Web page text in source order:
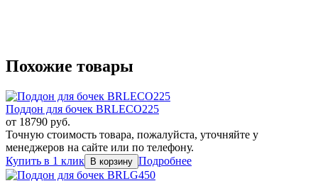
Похожие товары
Поддон для бочек BRLECO225
от 18790 руб.
Точную стоимость товара, пожалуйста, уточняйте у
менеджеров на сайте или по телефону.
Купить в 1 клик
Подробнее